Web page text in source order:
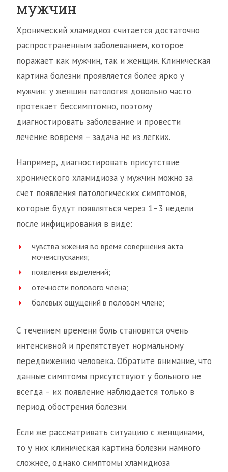
мужчин
Хронический хламидиоз считается достаточно
распространенным заболеванием, которое
поражает как мужчин, так и женщин. Клиническая
картина болезни проявляется более ярко у
мужчин: у женщин патология довольно часто
протекает бессимптомно, поэтому
диагностировать заболевание и провести
лечение вовремя – задача не из легких.
Например, диагностировать присутствие
хронического хламидиоза у мужчин можно за
счет появления патологических симптомов,
которые будут появляться через 1–3 недели
после инфицирования в виде:
чувства жжения во время совершения акта
мочеиспускания;
появления выделений;
отечности полового члена;
болевых ощущений в половом члене;
С течением времени боль становится очень
интенсивной и препятствует нормальному
передвижению человека. Обратите внимание, что
данные симптомы присутствуют у больного не
всегда – их появление наблюдается только в
период обострения болезни.
Если же рассматривать ситуацию с женщинами,
то у них клиническая картина болезни намного
сложнее, однако симптомы хламидиоза